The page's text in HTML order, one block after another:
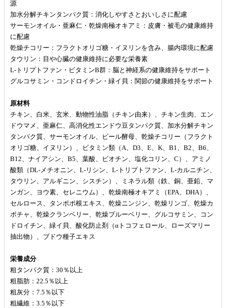
源
加水分解チキンタンパク質：消化しやすさとおいしさに配慮
サーモンオイル・亜麻仁・乾燥南極オキアミ：皮膚・被毛の健康維持
に配慮
乾燥チコリー：フラクトオリゴ糖・イヌリンを含み、腸内環境に配慮
タウリン：目や心臓の健康維持に必要な栄養素
L-トリプトファン・ビタミンB群：脳と神経系の健康維持をサポート
グルコサミン・コンドロイチン・緑イ貝：関節の健康維持をサポート
原材料
チキン、白米、玄米、動物性油脂（チキン由来）、チキン生肉、エン
ドウマメ、亜麻仁、高消化性エンドウ豆タンパク質、加水分解チキン
タンパク質、サーモンオイル、ビール酵母、乾燥チコリー（フラクト
オリゴ糖、イヌリン）、ビタミン類（A、D3、E、K、B1、B2、B6、
B12、ナイアシン、B5、葉酸、ビオチン、塩化コリン、C）、アミノ
酸類（DL-メチオニン、L-リシン、L-トリプトファン、L-カルニチン、
タウリン、アルギニン、シスチン）、ミネラル類（鉄、銅、亜鉛、マ
ンガン、ヨウ素、セレニウム）、乾燥南極オキアミ（EPA、DHA）、
セルロース、タンポポ根エキス、乾燥ニンジン、乾燥リンゴ、乾燥カ
ポチャ、乾燥クランベリー、乾燥ブルーベリー、グルコサミン、コン
ドロイチン、緑イ貝、酸化防止剤（αトコフェロール、ローズマリー
抽出物）、ブドウ種子エキス
栄養成分
粗タンパク質：30％以上
粗脂肪：22.5％以上
粗灰分：7.5％以下
粗繊維：3.5％以下